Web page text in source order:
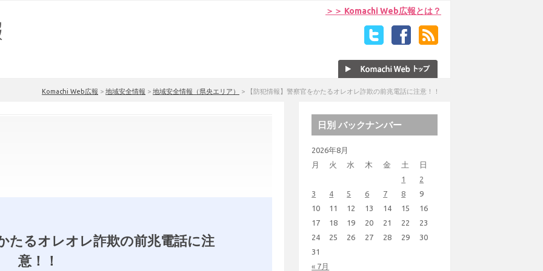
＞＞ Komachi Web広報とは？
Komachi Web広報 > 地域安全情報 > 地域安全情報（県央エリア） > 【防犯情報】警察官をかたるオレオレ詐欺の前兆電話に注意！！
たるオレオレ詐欺の前兆電話に注
意！！
日別 バックナンバー
2026年8月
月
火 水 木 金 土 日
« 7月
1
2
3
4 5 6 7 8
9
10
11 12 13 14 15
16
17
18 19 20 21 22
23
24
25 26 27 28 29
30
31